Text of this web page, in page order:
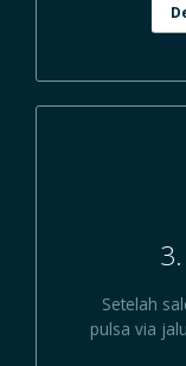
Setelah
pulsa via